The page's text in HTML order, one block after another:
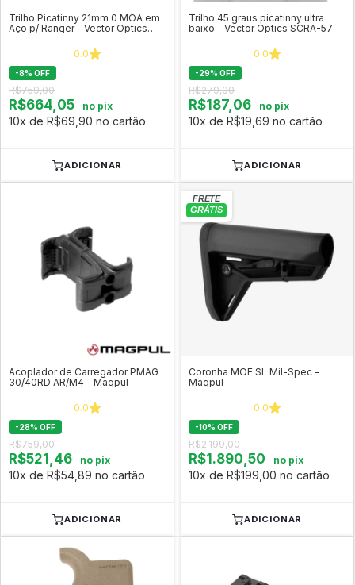
Trilho Picatinny 21mm 0 MOA em
Aço p/ Ranger - Vector Optics
0.0
-8% OFF
R$759,00
R$664,05 no pix
10x de R$69,90 no cartão
ADICIONAR
Trilho 45 graus picatinny ultra
baixo - Vector Optics SCRA-57
0.0
-29% OFF
R$279,00
R$187,06 no pix
10x de R$19,69 no cartão
ADICIONAR
Acoplador de Carregador PMAG
30/40RD AR/M4 - Magpul
0.0
-28% OFF
R$759,00
R$521,46 no pix
10x de R$54,89 no cartão
ADICIONAR
Coronha MOE SL Mil-Spec -
Magpul
0.0
-10% OFF
R$2.199,00
R$1.890,50 no pix
10x de R$199,00 no cartão
ADICIONAR